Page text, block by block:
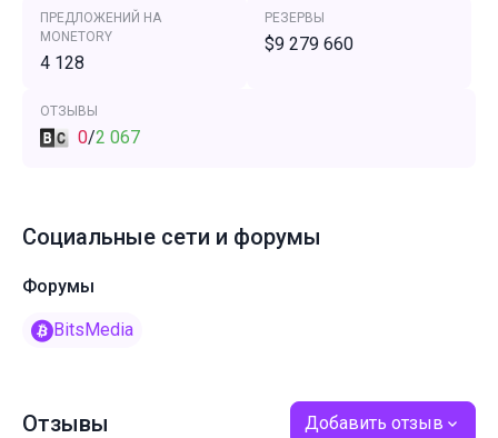
ПРЕДЛОЖЕНИЙ НА
MONETORY
4 128
РЕЗЕРВЫ
$9 279 660
ОТЗЫВЫ
0/2 067
Социальные сети и форумы
Форумы
BitsMedia
Отзывы Добавить отзыв